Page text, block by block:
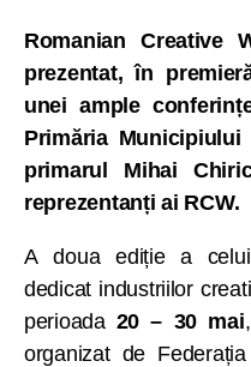
Romanian Creative
prezentat, în
unei ample
Primăria
primarul Mihai
reprezentanți ai RCW.
A doua ediție a
dedicat industriilor
perioada 20 – 30 mai
organizat de